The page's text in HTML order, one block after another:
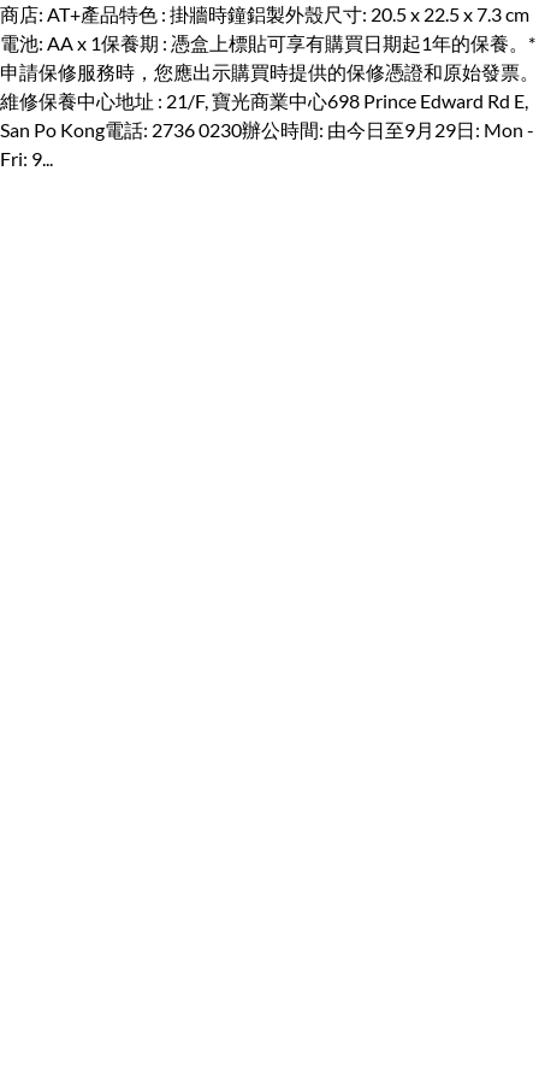
商店: AT+產品特色 : 掛牆時鐘鋁製外殼尺寸: 20.5 x 22.5 x 7.3 cm
電池: AA x 1保養期 : 憑盒上標貼可享有購買日期起1年的保養。*
申請保修服務時，您應出示購買時提供的保修憑證和原始發票。
維修保養中心地址 : 21/F, 寶光商業中心698 Prince Edward Rd E,
San Po Kong電話: 2736 0230辦公時間: 由今日至9月29日: Mon -
Fri: 9...